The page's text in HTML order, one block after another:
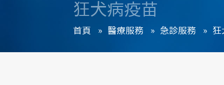
狂犬病疫苗
首頁 » 醫療服務 » 急診服務 » 狂